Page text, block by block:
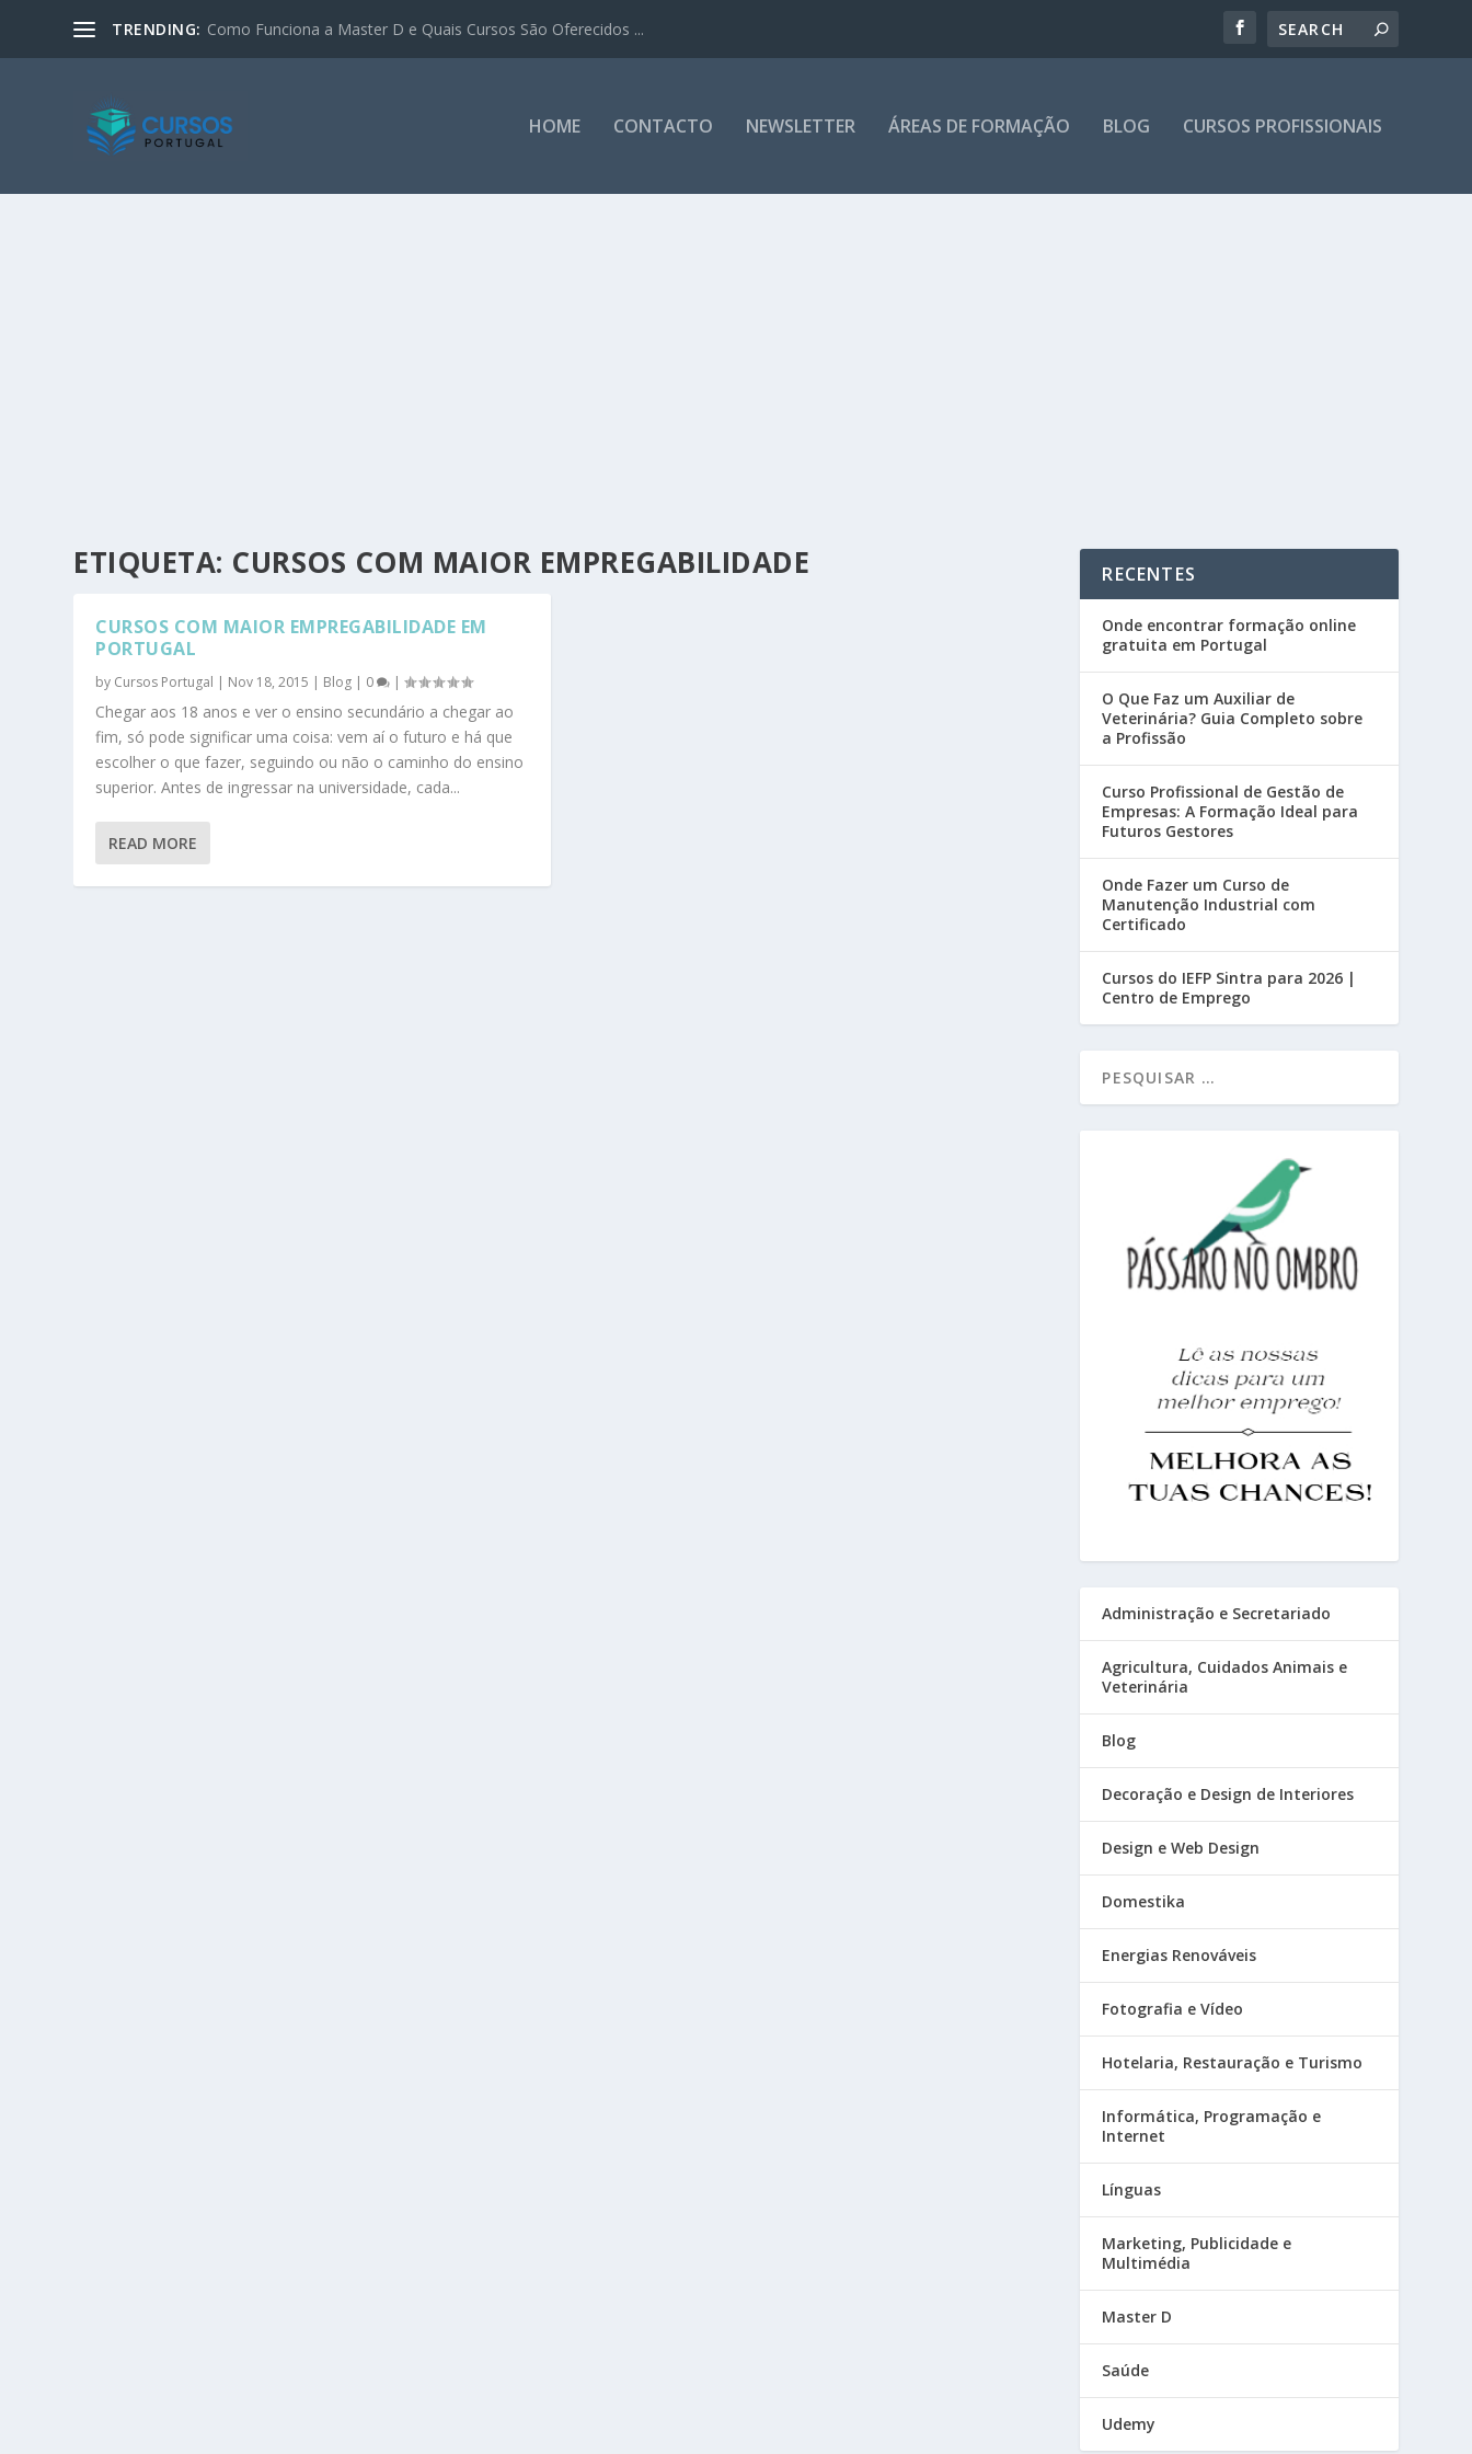
TRENDING: Como Funciona a Master D e Quais Cursos São Oferecidos ...
HOME CONTACTO NEWSLETTER ÁREAS DE FORMAÇÃO BLOG CURSOS PROFISSIONAIS
ETIQUETA: CURSOS COM MAIOR EMPREGABILIDADE
CURSOS COM MAIOR EMPREGABILIDADE EM
PORTUGAL
by Cursos Portugal | Nov 18, 2015 | Blog | 0 |
Chegar aos 18 anos e ver o ensino secundário a chegar ao
fim, só pode significar uma coisa: vem aí o futuro e há que
escolher o que fazer, seguindo ou não o caminho do ensino
superior. Antes de ingressar na universidade, cada...
READ MORE
RECENTES
Onde encontrar formação online
gratuita em Portugal
O Que Faz um Auxiliar de
Veterinária? Guia Completo sobre
a Profissão
Curso Profissional de Gestão de
Empresas: A Formação Ideal para
Futuros Gestores
Onde Fazer um Curso de
Manutenção Industrial com
Certificado
Cursos do IEFP Sintra para 2026 |
Centro de Emprego
Administração e Secretariado
Agricultura, Cuidados Animais e
Veterinária
Blog
Decoração e Design de Interiores
Design e Web Design
Domestika
Energias Renováveis
Fotografia e Vídeo
Hotelaria, Restauração e Turismo
Informática, Programação e
Internet
Línguas
Marketing, Publicidade e
Multimédia
Master D
Saúde
Udemy